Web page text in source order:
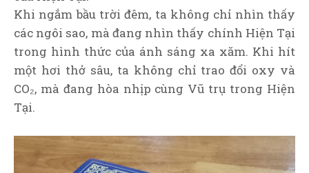
Khi ngắm bầu trời đêm, ta không chỉ nhìn thấy
các ngôi sao, mà đang nhìn thấy chính Hiện Tại
trong hình thức của ánh sáng xa xăm. Khi hít
một hơi thở sâu, ta không chỉ trao đổi oxy và
CO₂, mà đang hòa nhịp cùng Vũ trụ trong Hiện
Tại.